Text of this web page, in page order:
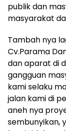
publik dan
masyarakat
Tambah nya
Cv.Parama
dan aparat di
gangguan
kami selaku
jalan kami di
aneh nya
sembunyikan,